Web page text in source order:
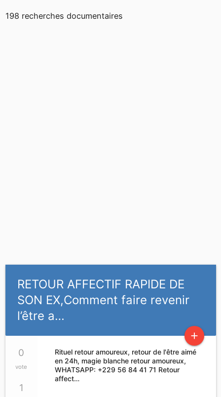
198 recherches documentaires
RETOUR AFFECTIF RAPIDE DE
SON EX,Comment faire revenir
l’être a…
add
0
vote
1
Rituel retour amoureux, retour de l'être aimé
en 24h, magie blanche retour amoureux,
WHATSAPP: +229 56 84 41 71 Retour
affect…